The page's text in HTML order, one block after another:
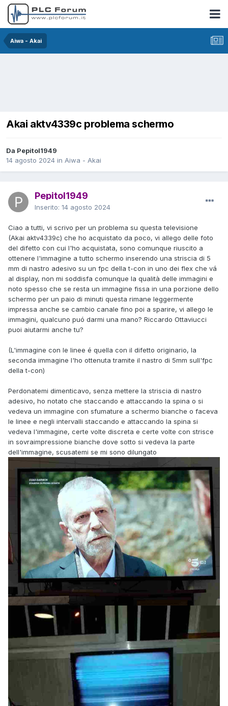
Aiwa - Akai
Akai aktv4339c problema schermo
Da Pepitol1949
14 agosto 2024 in Aiwa - Akai
Pepitol1949
Inserito: 14 agosto 2024
Ciao a tutti, vi scrivo per un problema su questa televisione
(Akai aktv4339c) che ho acquistato da poco, vi allego delle foto
del difetto con cui l'ho acquistata, sono comunque riuscito a
ottenere l'immagine a tutto schermo inserendo una striscia di 5
mm di nastro adesivo su un fpc della t-con in uno dei flex che vá
al display, non mi soddisfa comunque la qualità delle immagini e
noto spesso che se resta un immagine fissa in una porzione dello
schermo per un paio di minuti questa rimane leggermente
impressa anche se cambio canale fino poi a sparire, vi allego le
immagini, qualcuno puó darmi una mano? Riccardo Ottaviucci
puoi aiutarmi anche tu?
(L'immagine con le linee é quella con il difetto originario, la
seconda immagine l'ho ottenuta tramite il nastro di 5mm sull'fpc
della t-con)
Perdonatemi dimenticavo, senza mettere la striscia di nastro
adesivo, ho notato che staccando e attaccando la spina o si
vedeva un immagine con sfumature a schermo bianche o faceva
le linee e negli intervalli staccando e attaccando la spina si
vedeva l'immagine, certe volte discreta e certe volte con strisce
in sovraimpressione bianche dove sotto si vedeva la parte
dell'immagine, scusatemi se mi sono dilungato